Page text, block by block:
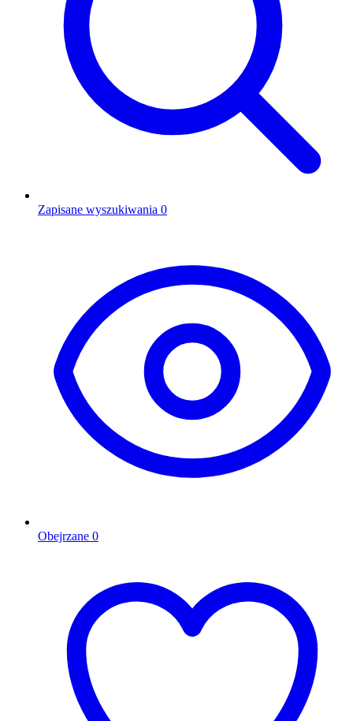
Zapisane wyszukiwania 0
Obejrzane 0